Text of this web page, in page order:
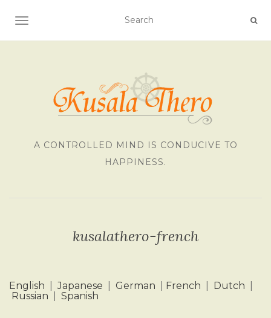
TOGGLE NAVIGATION
A CONTROLLED MIND IS CONDUCIVE TO
HAPPINESS.
kusalathero-french
English |Japanese German French Dutch
Russian
Spanish